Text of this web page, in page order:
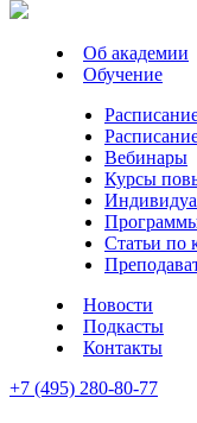
Об академии
Обучение
Вебинары
Курсы
Статьи по
Новости
Подкасты
Контакты
+7 (495) 280-80-77